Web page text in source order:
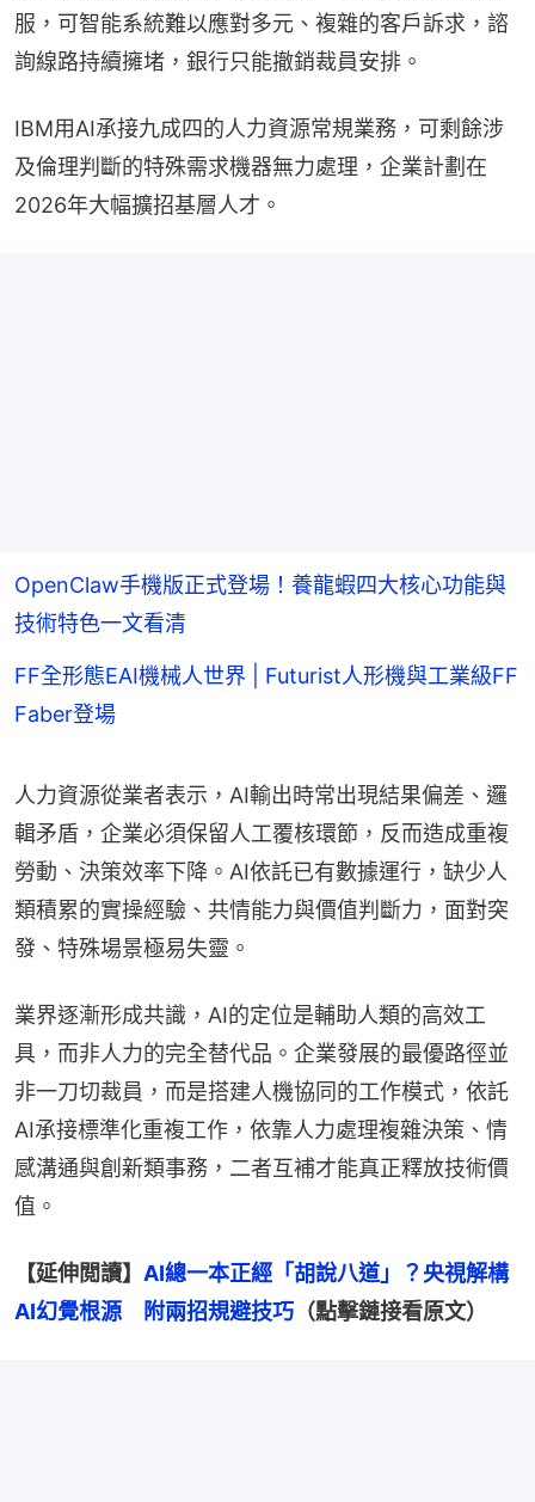
服，可智能系統難以應對多元、複雜的客戶訴求，諮
詢線路持續擁堵，銀行只能撤銷裁員安排。
IBM用AI承接九成四的人力資源常規業務，可剩餘涉
及倫理判斷的特殊需求機器無力處理，企業計劃在
2026年大幅擴招基層人才。
OpenClaw手機版正式登場！養龍蝦四大核心功能與
技術特色一文看清
FF全形態EAI機械人世界 | Futurist人形機與工業級FF
Faber登場
人力資源從業者表示，AI輸出時常出現結果偏差、邏
輯矛盾，企業必須保留人工覆核環節，反而造成重複
勞動、決策效率下降。AI依託已有數據運行，缺少人
類積累的實操經驗、共情能力與價值判斷力，面對突
發、特殊場景極易失靈。
業界逐漸形成共識，AI的定位是輔助人類的高效工
具，而非人力的完全替代品。企業發展的最優路徑並
非一刀切裁員，而是搭建人機協同的工作模式，依託
AI承接標準化重複工作，依靠人力處理複雜決策、情
感溝通與創新類事務，二者互補才能真正釋放技術價
值。
【延伸閲讀】 AI總一本正經「胡說八道」？央視解構
AI幻覺根源　附兩招規避技巧 （點擊鏈接看原文）